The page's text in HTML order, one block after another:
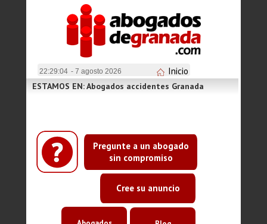
22:29:05 - 7 agosto 2026 Inicio
Pregunte a un abogado
sin compromiso
Cree su anuncio
ESTAMOS EN: Abogados accidentes Granada